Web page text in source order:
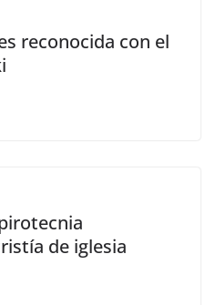
reconocida con el
de iglesia